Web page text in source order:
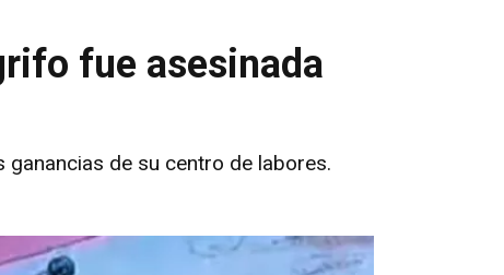
fue asesinada
de su centro de labores.